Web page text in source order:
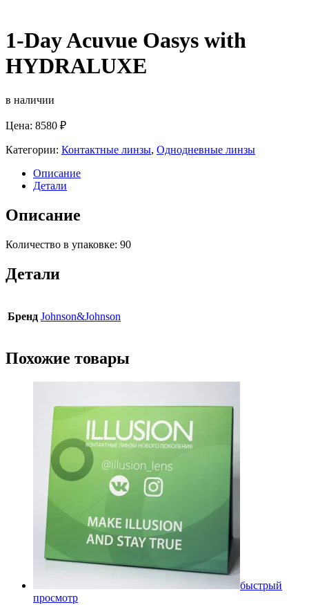
1-Day Acuvue Oasys with
HYDRALUXE
в наличии
Цена: 8580 ₽
Категории: Контактные линзы, Однодневные линзы
Описание
Детали
Описание
Количество в упаковке: 90
Детали
Бренд Johnson&Johnson
Похожие товары
быстрый
просмотр